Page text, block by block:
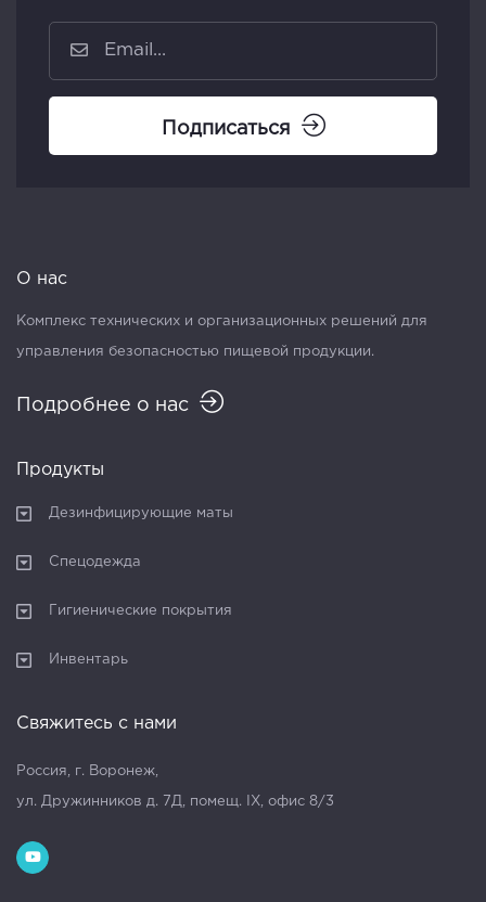
Подписаться
О нас
Комплекс технических и организационных решений для
управления безопасностью пищевой продукции.
Подробнее о нас
Продукты
Дезинфицирующие маты
Спецодежда
Гигиенические покрытия
Инвентарь
Свяжитесь с нами
Россия, г. Воронеж,
ул. Дружинников д. 7Д, помещ. IX, офис 8/3